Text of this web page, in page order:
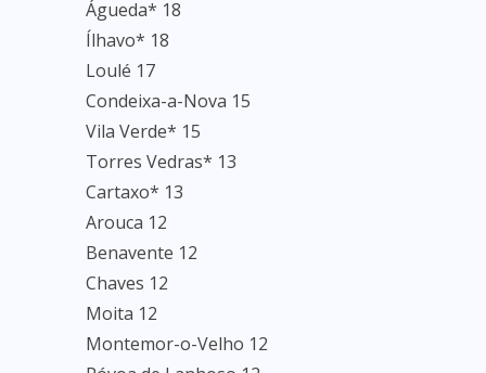
Águeda* 18
Ílhavo* 18
Loulé 17
Condeixa-a-Nova 15
Vila Verde* 15
Torres Vedras* 13
Cartaxo* 13
Arouca 12
Benavente 12
Chaves 12
Moita 12
Montemor-o-Velho 12